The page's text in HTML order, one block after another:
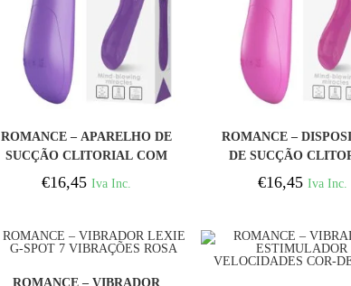
ROMANCE – APARELHO DE
SUCÇÃO CLITORIAL COM
TECNOLOGIA DE
PULSAÇÃO ROXO
€16,45 Iva Inc.
ROMANCE –
DE SUCÇÃO
COM TECNOLOGIA
PULSAÇÃO ROSA
€16,45 Iva Inc.
ROMANCE – VIBRADOR